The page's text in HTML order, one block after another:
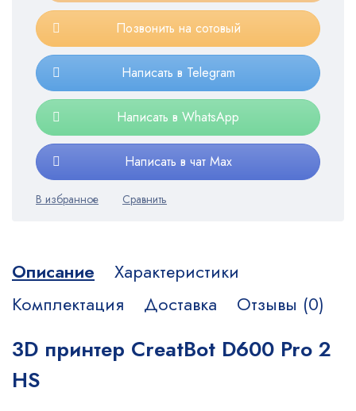
Позвонить на сотовый
Написать в Telegram
Написать в WhatsApp
Написать в чат Max
Описание
Характеристики
Комплектация
Доставка Отзывы (0)
3D принтер CreatBot D600 Pro 2
HS